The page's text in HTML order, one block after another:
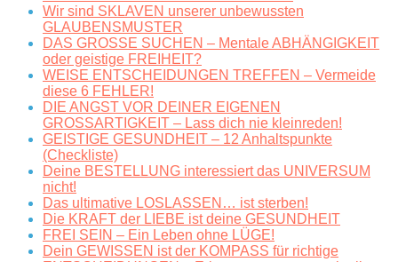
Wir sind SKLAVEN unserer unbewussten
GLAUBENSMUSTER
DAS GROSSE SUCHEN – Mentale ABHÄNGIGKEIT
oder geistige FREIHEIT?
WEISE ENTSCHEIDUNGEN TREFFEN – Vermeide
diese 6 FEHLER!
DIE ANGST VOR DEINER EIGENEN
GROSSARTIGKEIT – Lass dich nie kleinreden!
GEISTIGE GESUNDHEIT – 12 Anhaltspunkte
(Checkliste)
Deine BESTELLUNG interessiert das UNIVERSUM
nicht!
Das ultimative LOSLASSEN… ist sterben!
Die KRAFT der LIEBE ist deine GESUNDHEIT
FREI SEIN – Ein Leben ohne LÜGE!
Dein GEWISSEN ist der KOMPASS für richtige